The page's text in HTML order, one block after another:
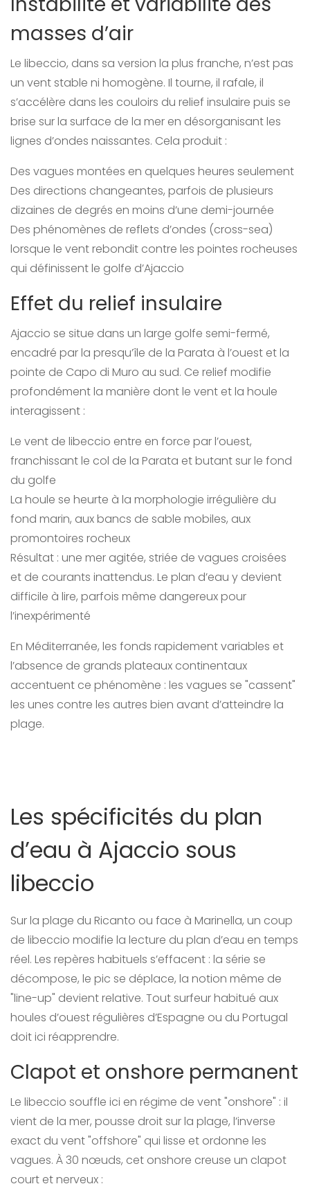
masses d’air
Le libeccio, dans sa version la plus franche, n’est pas
un vent stable ni homogène. Il tourne, il rafale, il
s’accélère dans les couloirs du relief insulaire puis se
brise sur la surface de la mer en désorganisant les
lignes d’ondes naissantes. Cela produit :
Des vagues montées en quelques heures seulement
Des directions changeantes, parfois de plusieurs
dizaines de degrés en moins d’une demi-journée
Des phénomènes de reflets d’ondes (cross-sea)
lorsque le vent rebondit contre les pointes rocheuses
qui définissent le golfe d’Ajaccio
Effet du relief insulaire
Ajaccio se situe dans un large golfe semi-fermé,
encadré par la presqu’île de la Parata à l’ouest et la
pointe de Capo di Muro au sud. Ce relief modifie
profondément la manière dont le vent et la houle
interagissent :
Le vent de libeccio entre en force par l’ouest,
franchissant le col de la Parata et butant sur le fond
du golfe
La houle se heurte à la morphologie irrégulière du
fond marin, aux bancs de sable mobiles, aux
promontoires rocheux
Résultat : une mer agitée, striée de vagues croisées
et de courants inattendus. Le plan d’eau y devient
difficile à lire, parfois même dangereux pour
l’inexpérimenté
En Méditerranée, les fonds rapidement variables et
l’absence de grands plateaux continentaux
accentuent ce phénomène : les vagues se "cassent"
les unes contre les autres bien avant d’atteindre la
plage.
Les spécificités du plan
d’eau à Ajaccio sous
libeccio
Sur la plage du Ricanto ou face à Marinella, un coup
de libeccio modifie la lecture du plan d’eau en temps
réel. Les repères habituels s’effacent : la série se
décompose, le pic se déplace, la notion même de
"line-up" devient relative. Tout surfeur habitué aux
houles d’ouest régulières d’Espagne ou du Portugal
doit ici réapprendre.
Clapot et onshore permanent
Le libeccio souffle ici en régime de vent "onshore" : il
vient de la mer, pousse droit sur la plage, l’inverse
exact du vent "offshore" qui lisse et ordonne les
vagues. À 30 nœuds, cet onshore creuse un clapot
court et nerveux :